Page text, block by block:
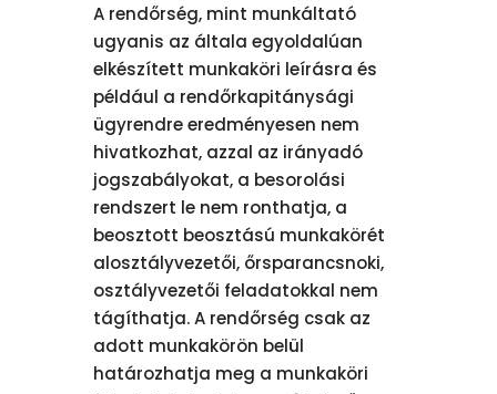
A rendőrség, mint munkáltató
ugyanis az általa egyoldalúan
elkészített munkaköri leírásra és
például a rendőrkapitánysági
ügyrendre eredményesen nem
hivatkozhat, azzal az irányadó
jogszabályokat, a besorolási
rendszert le nem ronthatja, a
beosztott beosztású munkakörét
alosztályvezetői, őrsparancsnoki,
osztályvezetői feladatokkal nem
tágíthatja. A rendőrség csak az
adott munkakörön belül
határozhatja meg a munkaköri